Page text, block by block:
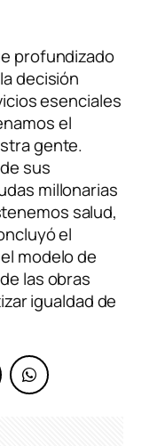
profundizado
decisión
esenciales
el
gente.
sus
millonarias
salud,
el
modelo de
las obras
igualdad de